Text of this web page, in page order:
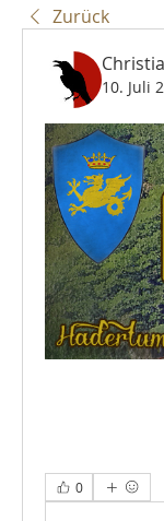
Zurück
10. Juli
0